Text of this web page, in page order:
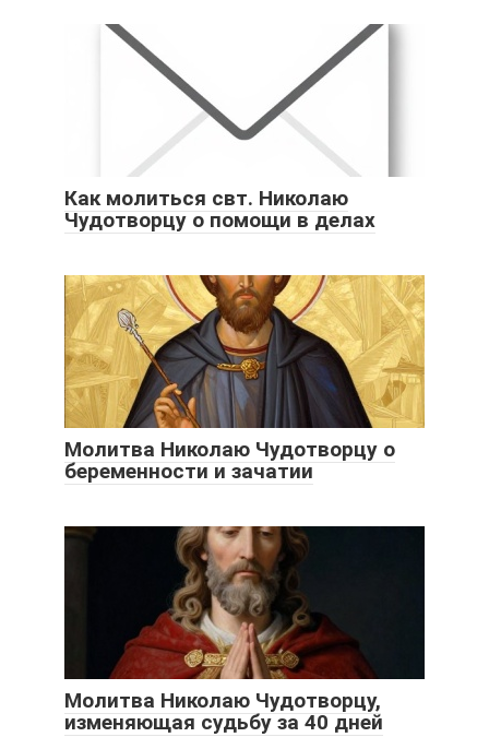
Как молиться свт. Николаю
Чудотворцу о помощи в делах
Молитва Николаю Чудотворцу о
беременности и зачатии
Молитва Николаю Чудотворцу,
изменяющая судьбу за 40 дней